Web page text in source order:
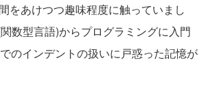
をあけつつ趣味程度に触っていまし
数型言語)からプログラミングに入門
のインデントの扱いに戸惑った記憶が